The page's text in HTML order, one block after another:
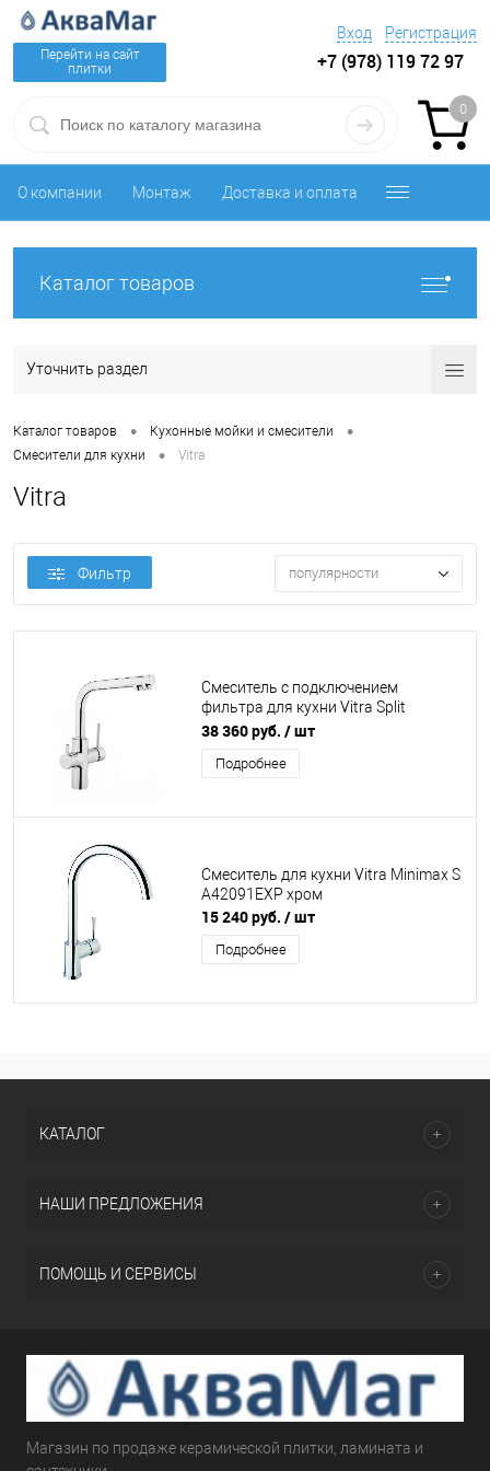
Перейти на сайт
плитки
Вход Регистрация
+7 (978) 119 72 97
0
О компании Монтаж Доставка и оплата
Каталог товаров
Уточнить раздел
Каталог товаров • Кухонные мойки и смесители •
Смесители для кухни • Vitra
Vitra
Фильтр популярности
Смеситель с подключением
фильтра для кухни Vitra Split
A42144EXP хром
38 360 руб. / шт
Подробнее
Смеситель для кухни Vitra Minimax S
A42091EXP хром
15 240 руб. / шт
Подробнее
КАТАЛОГ
НАШИ ПРЕДЛОЖЕНИЯ
ПОМОЩЬ И СЕРВИСЫ
Магазин по продаже керамической плитки, ламината и